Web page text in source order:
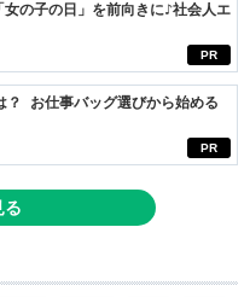
PR
の子の日」を前向きに♪社会人エ
PR
？ お仕事バッグ選びから始める
る